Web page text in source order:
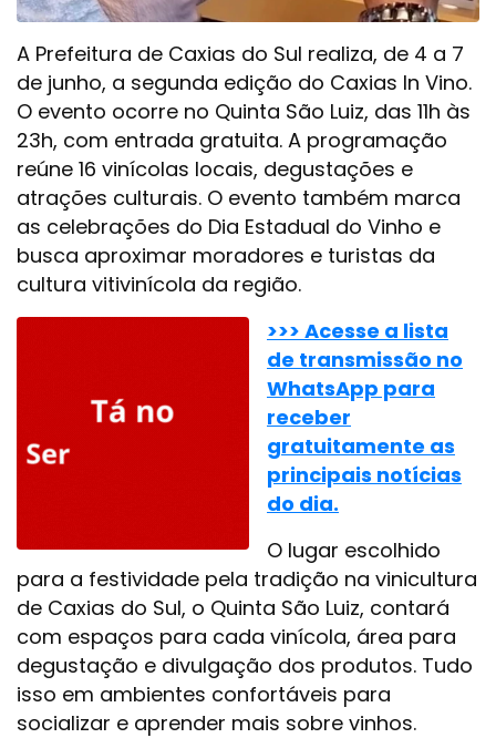
A Prefeitura de Caxias do Sul realiza, de 4 a 7
de junho, a segunda edição do Caxias In Vino.
O evento ocorre no Quinta São Luiz, das 11h às
23h, com entrada gratuita. A programação
reúne 16 vinícolas locais, degustações e
atrações culturais. O evento também marca
as celebrações do Dia Estadual do Vinho e
busca aproximar moradores e turistas da
cultura vitivinícola da região.
>>> Acesse a lista
de transmissão no
WhatsApp para
receber
gratuitamente as
principais notícias
do dia.
O lugar escolhido
para a festividade pela tradição na vinicultura
de Caxias do Sul, o Quinta São Luiz, contará
com espaços para cada vinícola, área para
degustação e divulgação dos produtos. Tudo
isso em ambientes confortáveis para
socializar e aprender mais sobre vinhos.